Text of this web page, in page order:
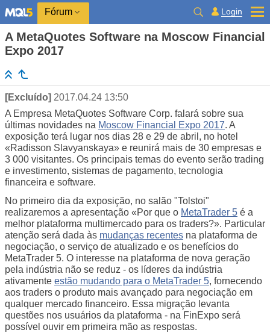
Fórum Login
A MetaQuotes Software na Moscow Financial
Expo 2017
[Excluído] 2017.04.24 13:50
A Empresa MetaQuotes Software Corp. falará sobre sua
últimas novidades na Moscow Financial Expo 2017. A
exposição terá lugar nos dias 28 e 29 de abril, no hotel
«Radisson Slavyanskaya» e reunirá mais de 30 empresas e
3 000 visitantes. Os principais temas do evento serão trading
e investimento, sistemas de pagamento, tecnologia
financeira e software.
No primeiro dia da exposição, no salão "Tolstoi"
realizaremos a apresentação «Por que o MetaTrader 5 é a
melhor plataforma multimercado para os traders?». Particular
atenção será dada às mudanças recentes na plataforma de
negociação, o serviço de atualizado e os benefícios do
MetaTrader 5. O interesse na plataforma de nova geração
pela indústria não se reduz - os líderes da indústria
ativamente estão mudando para o MetaTrader 5, fornecendo
aos traders o produto mais avançado para negociação em
qualquer mercado financeiro. Essa migração levanta
questões nos usuários da plataforma - na FinExpo será
possível ouvir em primeira mão as respostas.